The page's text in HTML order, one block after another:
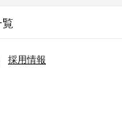
覧
採用情報